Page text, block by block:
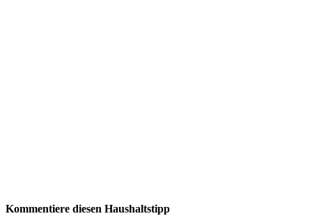
Kommentiere diesen Haushaltstipp